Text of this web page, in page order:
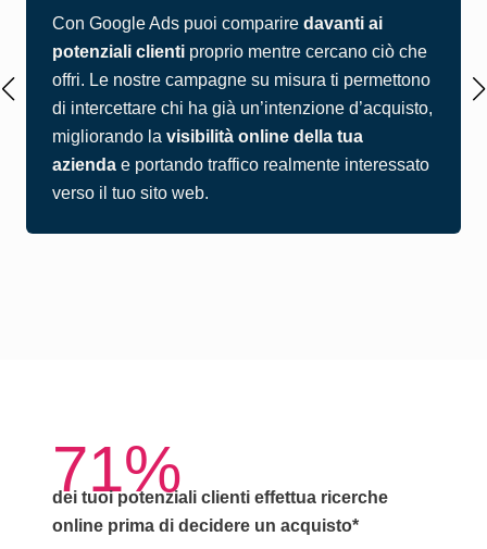
Con Google Ads puoi comparire davanti ai
potenziali clienti proprio mentre cercano ciò che
offri. Le nostre campagne su misura ti permettono
di intercettare chi ha già un’intenzione d’acquisto,
migliorando la visibilità online della tua
azienda e portando traffico realmente interessato
verso il tuo sito web.
71%
dei tuoi potenziali clienti effettua ricerche
online prima di decidere un acquisto*